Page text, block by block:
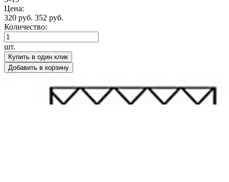
Цена:
320 руб. 352 руб.
Количество:
шт.
Купить в один клик
Добавить в корзину